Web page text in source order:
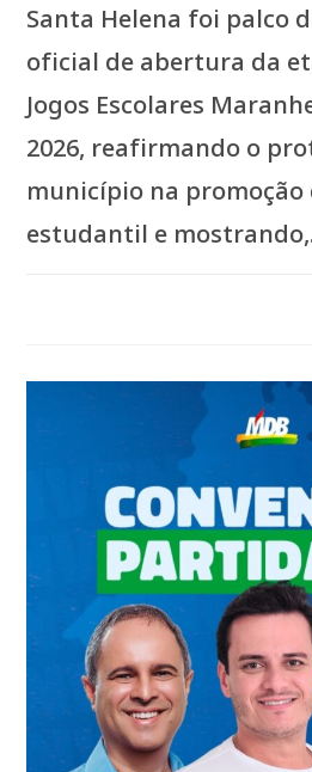
Santa Helena foi palco
oficial de abertura da
Jogos Escolares
2026, reafirmando o
município na promoção
estudantil e
DE
SANTA
DOS
JEMS
2026
E
DE
17